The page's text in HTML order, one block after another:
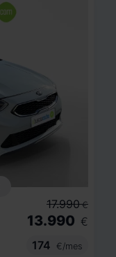
17.990 €
13.990 €
174
€/mes